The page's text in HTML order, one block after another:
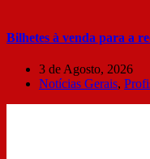
Bilhetes à venda para a
3 de Agosto, 2026
Notícias Gerais,